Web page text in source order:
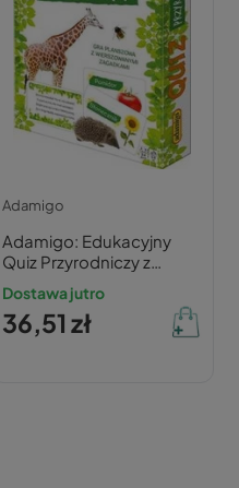
Adamigo
Adamigo: Edukacyjny
Quiz Przyrodniczy z
Zagadkami - Gra
Planszowa
Dostawa jutro
36,51 zł